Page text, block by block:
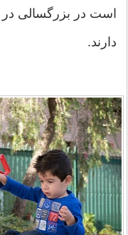
است در بزرگسالی
دارند.